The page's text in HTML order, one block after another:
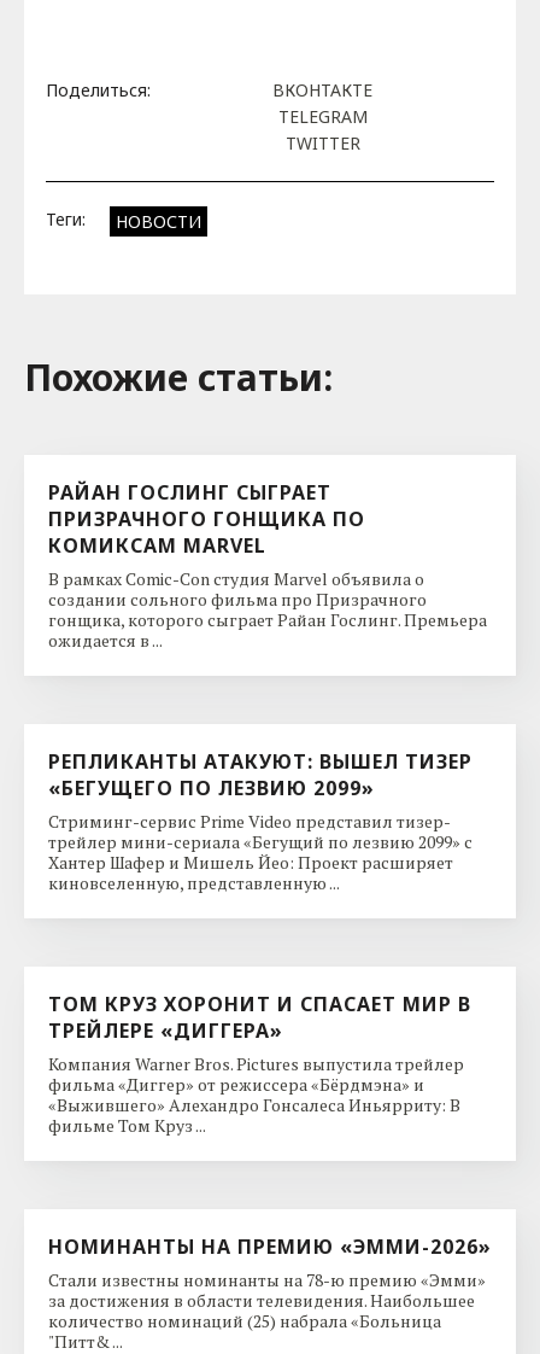
Поделиться:
ВКОНТАКТЕ
TELEGRAM
TWITTER
Теги: НОВОСТИ
Похожие cтатьи:
РАЙАН ГОСЛИНГ СЫГРАЕТ
ПРИЗРАЧНОГО ГОНЩИКА ПО
КОМИКСАМ MARVEL
В рамках Comic-Con студия Marvel объявила о
создании сольного фильма про Призрачного
гонщика, которого сыграет Райан Гослинг. Премьера
ожидается в ...
РЕПЛИКАНТЫ АТАКУЮТ: ВЫШЕЛ ТИЗЕР
«БЕГУЩЕГО ПО ЛЕЗВИЮ 2099»
Стриминг-сервис Prime Video представил тизер-
трейлер мини-сериала «Бегущий по лезвию 2099» с
Хантер Шафер и Мишель Йео: Проект расширяет
киновселенную, представленную ...
ТОМ КРУЗ ХОРОНИТ И СПАСАЕТ МИР В
ТРЕЙЛЕРЕ «ДИГГЕРА»
Компания Warner Bros. Pictures выпустила трейлер
фильма «Диггер» от режиссера «Бёрдмэна» и
«Выжившего» Алехандро Гонсалеса Иньярриту: В
фильме Том Круз ...
НОМИНАНТЫ НА ПРЕМИЮ «ЭММИ-2026»
Стали известны номинанты на 78-ю премию «Эмми»
за достижения в области телевидения. Наибольшее
количество номинаций (25) набрала «Больница
"Питт& ...